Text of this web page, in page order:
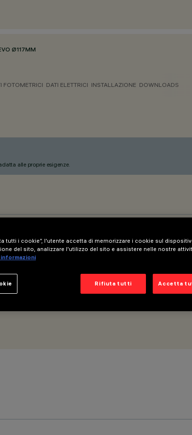
Ø117MM
FOTOMETRICI DATI ELETTRICI INSTALLAZIONE DOWNLOADS
alle proprie esigenze.
tutti i cookie”, l'utente accetta di memorizzare i cookie sul
del sito, analizzare l'utilizzo del sito e assistere nelle nostre
Rifiuta tutti Accetta